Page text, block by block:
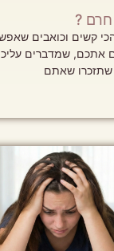
?
קשים וכואבים
אתכם, שמדברים
שאתם